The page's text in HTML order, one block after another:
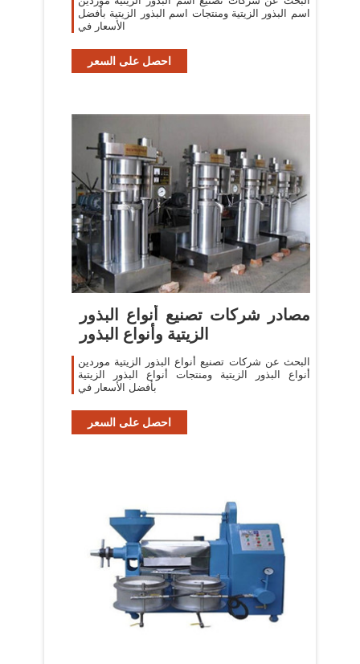
اسم البذور الزيتية ومنتجات اسم البذور الزيتية بأفضل
الأسعار في
احصل على السعر
مصادر شركات تصنيع أنواع البذور
الزيتية وأنواع البذور
البحث عن شركات تصنيع أنواع البذور الزيتية موردين
أنواع البذور الزيتية ومنتجات أنواع البذور الزيتية
بأفضل الأسعار في
احصل على السعر